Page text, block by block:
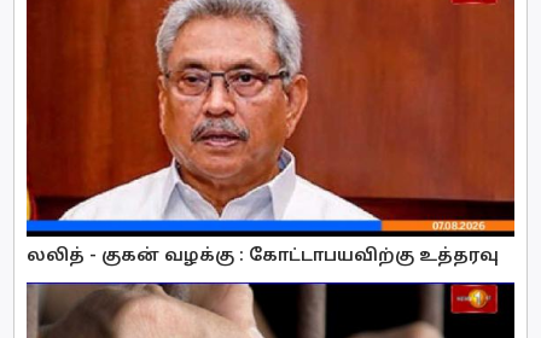
லலித் - குகன் வழக்கு : கோட்டாபயவிற்கு உத்தரவு